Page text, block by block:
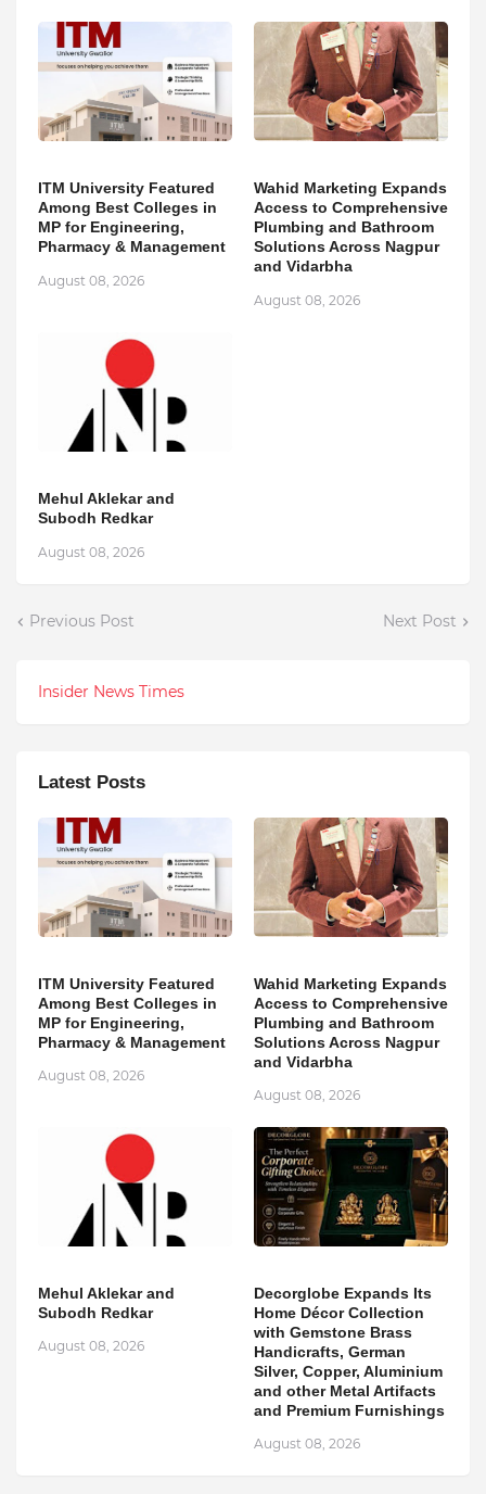
ITM University Featured
Among Best Colleges in
MP for Engineering,
Pharmacy & Management
August 08, 2026
Wahid Marketing Expands
Access to Comprehensive
Plumbing and Bathroom
Solutions Across Nagpur
and Vidarbha
August 08, 2026
Mehul Aklekar and
Subodh Redkar
August 08, 2026
Previous Post Next Post
Insider News Times
Latest Posts
ITM University Featured
Among Best Colleges in
MP for Engineering,
Pharmacy & Management
August 08, 2026
Wahid Marketing Expands
Access to Comprehensive
Plumbing and Bathroom
Solutions Across Nagpur
and Vidarbha
August 08, 2026
Mehul Aklekar and
Subodh Redkar
August 08, 2026
Decorglobe Expands Its
Home Décor Collection
with Gemstone Brass
Handicrafts, German
Silver, Copper, Aluminium
and other Metal Artifacts
and Premium Furnishings
August 08, 2026